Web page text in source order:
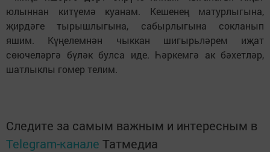
юлыннан китүемә куанам. Кешенең матурлыгына,
җирдәге тырышлыгына, сабырлыгына сокланып
яшим. Күңелемнән чыккан шигырьләрем иҗат
сөючеләргә бүләк булса иде. Һәркемгә ак бәхетләр,
шатлыклы гомер телим.
Следите за самым важным и интересным в
Telegram-канале Татмедиа